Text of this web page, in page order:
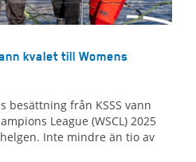
kvalet till Womens
besättning från KSSS vann
League (WSCL) 2025
Inte mindre än tio av